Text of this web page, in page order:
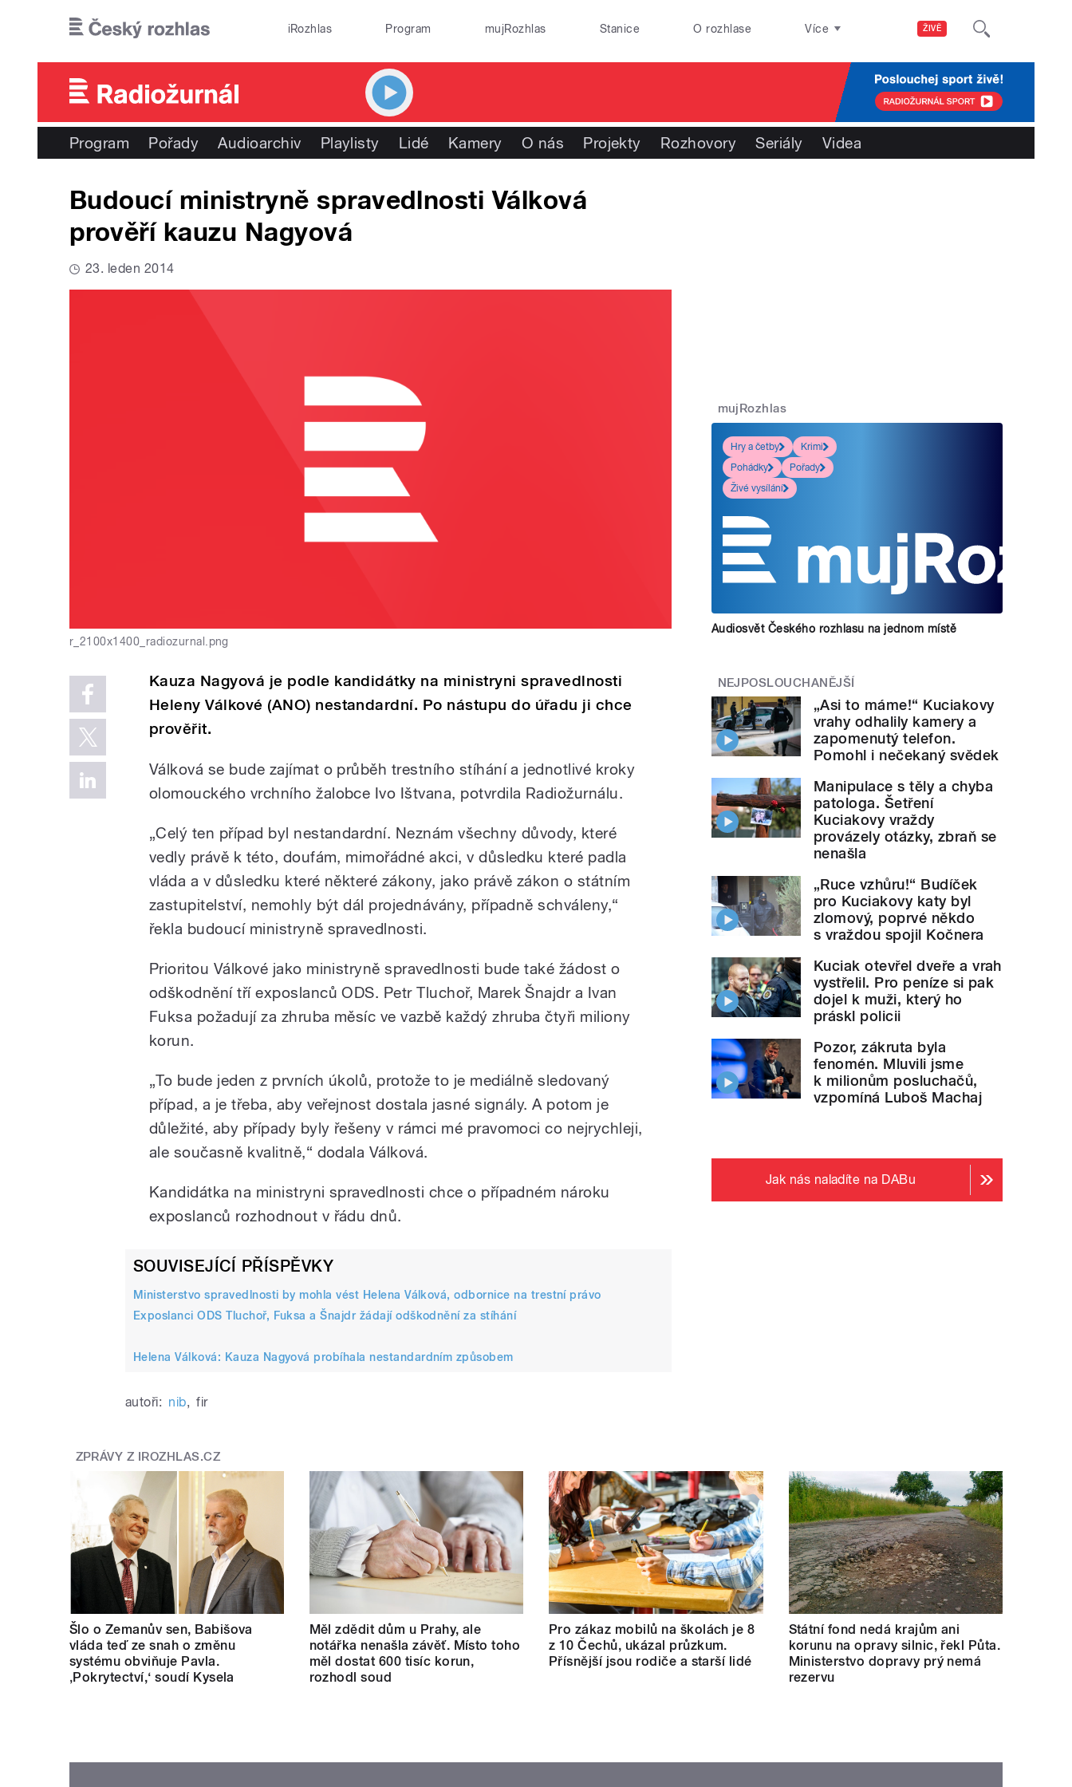
ŽIVĚ
iRozhlas Program mujRozhlas Stanice O rozhlase Více
Program Pořady Audioarchiv Playlisty Lidé Kamery O nás Projekty Rozhovory Seriály Videa
Budoucí ministryně spravedlnosti Válková
prověří kauzu Nagyová
23. leden 2014
r_2100x1400_radiozurnal.png
Kauza Nagyová je podle kandidátky na ministryni spravedlnosti
Heleny Válkové (ANO) nestandardní. Po nástupu do úřadu ji chce
prověřit.
Válková se bude zajímat o průběh trestního stíhání a jednotlivé kroky
olomouckého vrchního žalobce Ivo Ištvana, potvrdila Radiožurnálu.
„Celý ten případ byl nestandardní. Neznám všechny důvody, které
vedly právě k této, doufám, mimořádné akci, v důsledku které padla
vláda a v důsledku které některé zákony, jako právě zákon o státním
zastupitelství, nemohly být dál projednávány, případně schváleny,“
řekla budoucí ministryně spravedlnosti.
Prioritou Válkové jako ministryně spravedlnosti bude také žádost o
odškodnění tří exposlanců ODS. Petr Tluchoř, Marek Šnajdr a Ivan
Fuksa požadují za zhruba měsíc ve vazbě každý zhruba čtyři miliony
korun.
„To bude jeden z prvních úkolů, protože to je mediálně sledovaný
případ, a je třeba, aby veřejnost dostala jasné signály. A potom je
důležité, aby případy byly řešeny v rámci mé pravomoci co nejrychleji,
ale současně kvalitně,“ dodala Válková.
Kandidátka na ministryni spravedlnosti chce o případném nároku
exposlanců rozhodnout v řádu dnů.
SOUVISEJÍCÍ PŘÍSPĚVKY
Ministerstvo spravedlnosti by mohla vést Helena Válková, odbornice na trestní právo
Exposlanci ODS Tluchoř, Fuksa a Šnajdr žádají odškodnění za stíhání
Helena Válková: Kauza Nagyová probíhala nestandardním způsobem
autoři: nib, fir
mujRozhlas
Hry a četby
Krimi
Pohádky
Pořady
Živé vysílání
Audiosvět Českého rozhlasu na jednom místě
NEJPOSLOUCHANĚJŠÍ
„Asi to máme!“ Kuciakovy
vrahy odhalily kamery a
zapomenutý telefon.
Pomohl i nečekaný svědek
Manipulace s těly a chyba
patologa. Šetření
Kuciakovy vraždy
provázely otázky, zbraň se
nenašla
„Ruce vzhůru!“ Budíček
pro Kuciakovy katy byl
zlomový, poprvé někdo
s vraždou spojil Kočnera
Kuciak otevřel dveře a vrah
vystřelil. Pro peníze si pak
dojel k muži, který ho
práskl policii
Pozor, zákruta byla
fenomén. Mluvili jsme
k milionům posluchačů,
vzpomíná Luboš Machaj
Jak nás naladíte na DABu
ZPRÁVY Z IROZHLAS.CZ
Šlo o Zemanův sen, Babišova
vláda teď ze snah o změnu
systému obviňuje Pavla.
‚Pokrytectví,‘ soudí Kysela
Měl zdědit dům u Prahy, ale
notářka nenašla závěť. Místo toho
měl dostat 600 tisíc korun,
rozhodl soud
Pro zákaz mobilů na školách je 8
z 10 Čechů, ukázal průzkum.
Přísnější jsou rodiče a starší lidé
Státní fond nedá krajům ani
korunu na opravy silnic, řekl Půta.
Ministerstvo dopravy prý nemá
rezervu